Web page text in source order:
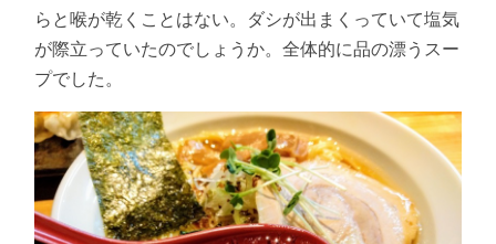
らと喉が乾くことはない。ダシが出まくっていて塩気
が際立っていたのでしょうか。全体的に品の漂うスー
プでした。